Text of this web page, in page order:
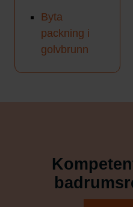
Byta
packning i
golvbrunn